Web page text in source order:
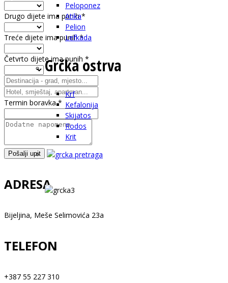
Peloponez
Atika
Pelion
Lefkada
Grčka ostrva
Krf
Kefalonija
Skijatos
Rodos
Krit
Drugo dijete ima punih*
Treće dijete ima punih*
Četvrto dijete ima punih *
Termin boravka*
Pošalji upit
ADRESA
Bijeljina, Meše Selimovića 23a
TELEFON
+387 55 227 310